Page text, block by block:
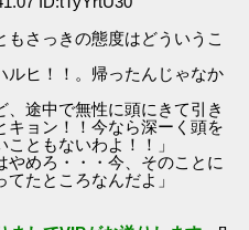
さっきの態度はどういうこ
ルヒ！！。帰ったんじゃなか
途中で無性に頭にきて引き
キョン！！今なら深ーく頭を
ともないわよ！！」
やめろ・・・今、そのことに
たところなんだよ」